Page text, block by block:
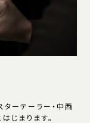
ーテーラー・中西
じまります。